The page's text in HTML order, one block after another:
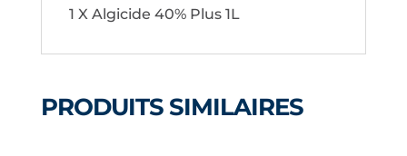
1 X Algicide 40% Plus 1L
PRODUITS SIMILAIRES